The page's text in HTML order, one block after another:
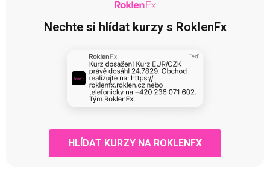
Nechte si hlídat kurzy s RoklenFx
HLÍDAT KURZY NA ROKLENFX